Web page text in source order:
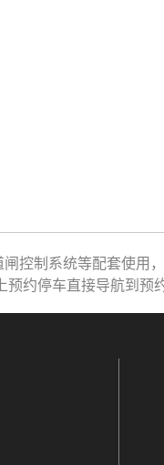
制系统等配套使用，
约停车直接导航到预